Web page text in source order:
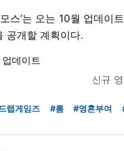
스’는 오는 10월 업데이
공개할 계획이다.
신규
랩게임즈 #롬 #영혼부여